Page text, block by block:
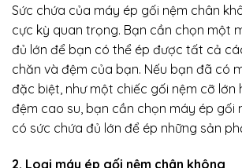
Sức chứa của máy ép gối nệm chân
cực kỳ quan trọng. Bạn cần chọn một
đủ lớn để bạn có thể ép được tất cả
chăn và đệm của bạn. Nếu bạn đã có
đặc biệt, như một chiếc gối nệm cỡ lớn
đệm cao su, bạn cần chọn máy ép gối
có sức chứa đủ lớn để ép những sản
2. Loại máy ép gối nệm chân không